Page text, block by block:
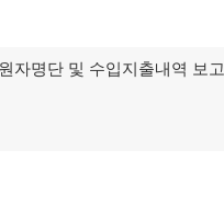
자명단 및 수입지출내역 보고